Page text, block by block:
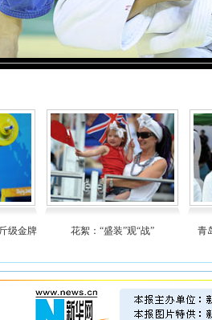
级金牌 花絮：“盛装”观“战” 青